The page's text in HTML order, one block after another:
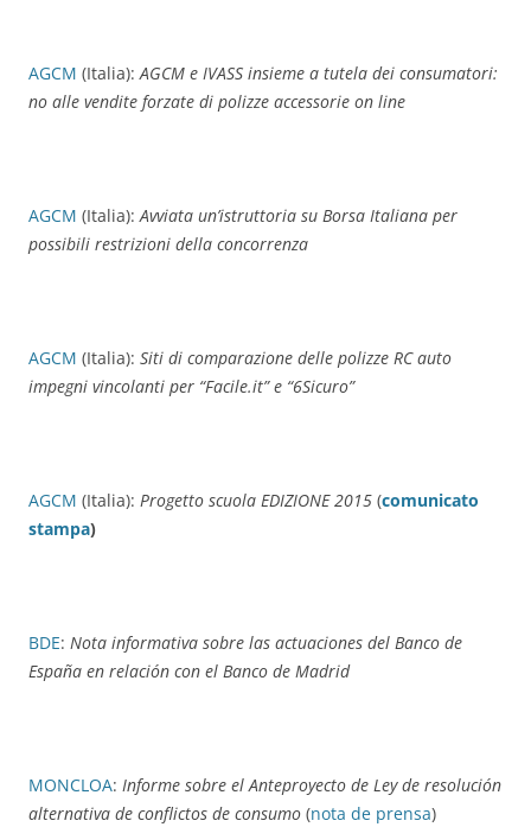
AGCM (Italia):AGCM e IVASS insieme a tutela dei consumatori:
no alle vendite forzate di polizze accessorie on line
AGCM (Italia):Avviata un’istruttoria su Borsa Italiana per
possibili restrizioni della concorrenza
AGCM (Italia): Siti di comparazione delle polizze RC auto
impegni vincolanti per “Facile.it” e “6Sicuro”
AGCM (Italia): Progetto scuola EDIZIONE 2015 (comunicato
stampa)
BDE: Nota informativa sobre las actuaciones del Banco de
España en relación con el Banco de Madrid
MONCLOA: Informe sobre el Anteproyecto de Ley de resolución
alternativa de conflictos de consumo (nota de prensa)